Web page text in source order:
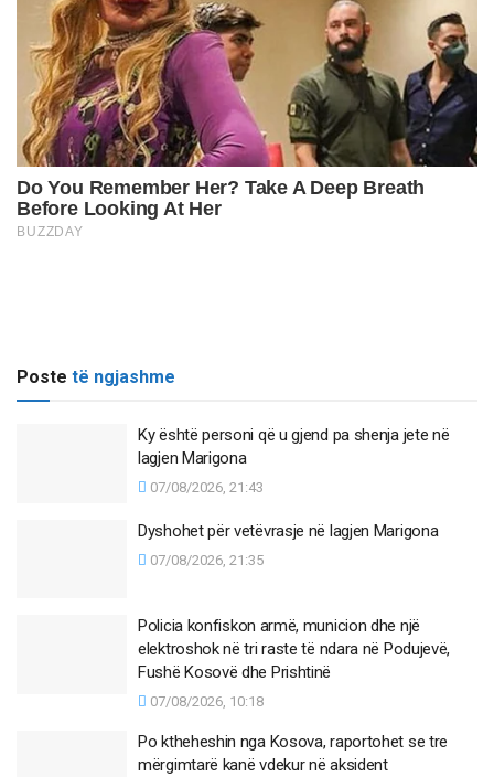
Poste të ngjashme
Ky është personi që u gjend pa shenja jete në
lagjen Marigona
07/08/2026, 21:43
Dyshohet për vetëvrasje në lagjen Marigona
07/08/2026, 21:35
Policia konfiskon armë, municion dhe një
elektroshok në tri raste të ndara në Podujevë,
Fushë Kosovë dhe Prishtinë
07/08/2026, 10:18
Po ktheheshin nga Kosova, raportohet se tre
mërgimtarë kanë vdekur në aksident